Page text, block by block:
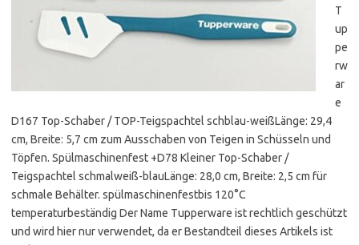
T
up
pe
rw
ar
e
D167 Top-Schaber / TOP-Teigspachtel schblau-weißLänge: 29,4
cm, Breite: 5,7 cm zum Ausschaben von Teigen in Schüsseln und
Töpfen. Spülmaschinenfest +D78 Kleiner Top-Schaber /
Teigspachtel schmalweiß-blauLänge: 28,0 cm, Breite: 2,5 cm für
schmale Behälter. spülmaschinenfestbis 120°C
temperaturbeständig Der Name Tupperware ist rechtlich geschützt
und wird hier nur verwendet, da er Bestandteil dieses Artikels ist